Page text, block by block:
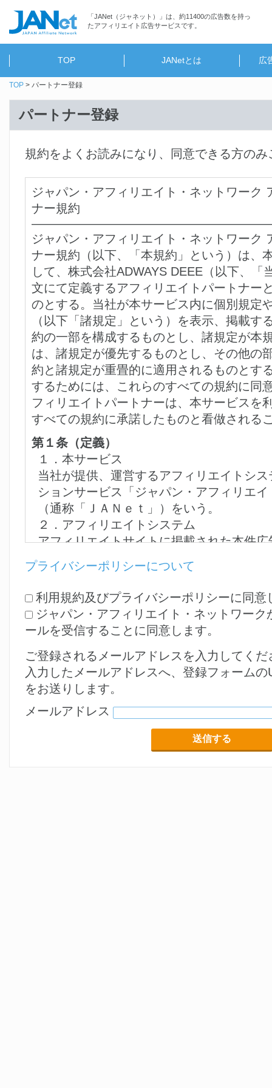
「JANet（ジャネット）」は、約11400の広告数を持っ
たアフィリエイト広告サービスです。
TOP JANetとは 広
TOP パートナー登録
パートナー登録
規約をよくお読みになり、同意できる方の
ジャパン・アフィリエイト・ネットワーク
ナー規約
ジャパン・アフィリエイト・ネットワーク
ナー規約（以下、「本規約」という）は、
して、株式会社ADWAYS DEEE（以下、「
文にて定義するアフィリエイトパートナー
のとする。当社が本サービス内に個別規定
（以下「諸規定」という）を表示、掲載す
約の一部を構成するものとし、諸規定が本
は、諸規定が優先するものとし、その他の
約と諸規定が重畳的に適用されるものとす
するためには、これらのすべての規約に同
フィリエイトパートナーは、本サービスを
すべての規約に承諾したものと看做される
第１条（定義）
１．本サービス
当社が提供、運営するアフィリエイトシ
ションサービス「ジャパン・アフィリエ
（通称「ＪＡＮｅｔ」）をいう。
２．アフィリエイトシステム
アフィリエイトサイトに掲載された本件
トサイトへ移動したユーザーのアクショ
キング」という）し、当該アクションの
に応じて、掲載等にかかる料金としての
組みをいう。
３．マーチャント
当社所定の規約等による本サービスに関
ービスを利用して、自己の商品やサービ
ーションを出稿する者又はプロモーショ
いう。
４．マーチャントサイト
本サービスによりプロモーションを行う
理する自己の商品の販売やサービスの提
うＷｅｂサイトをいう。
プライバシーポリシーについて
利用規約及びプライバシーポリシーに同意
ジャパン・アフィリエイト・ネットワー
ールを受信することに同意します。
ご登録されるメールアドレスを入力してくだ
入力したメールアドレスへ、登録フォーム
をお送りします。
メールアドレス